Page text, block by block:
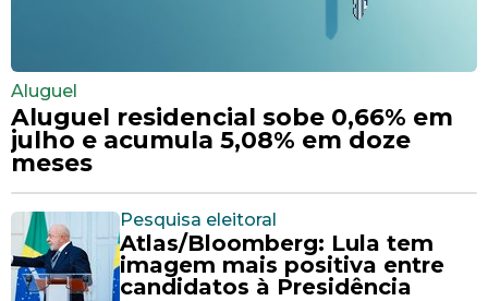
Aluguel
Aluguel residencial sobe 0,66% em
julho e acumula 5,08% em doze
meses
Pesquisa eleitoral
Atlas/Bloomberg: Lula tem
imagem mais positiva entre
candidatos à Presidência